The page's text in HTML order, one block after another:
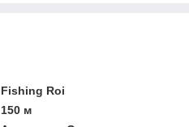
Fishing Roi
150 м